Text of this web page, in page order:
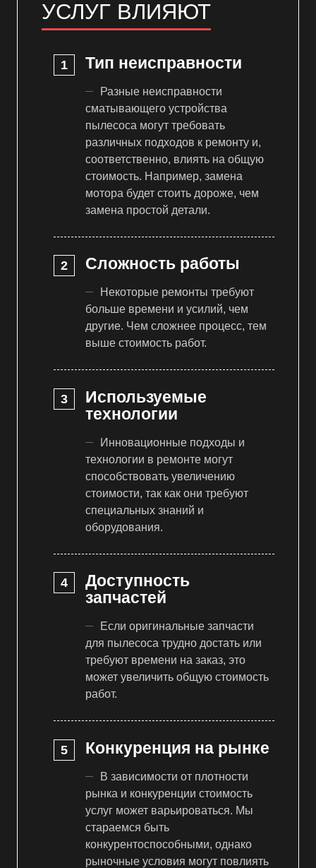
УСЛУГ ВЛИЯЮТ
Тип неисправности
Разные неисправности
сматывающего устройства
пылесоса могут требовать
различных подходов к ремонту и,
соответственно, влиять на общую
стоимость. Например, замена
мотора будет стоить дороже, чем
замена простой детали.
Сложность работы
Некоторые ремонты требуют
больше времени и усилий, чем
другие. Чем сложнее процесс, тем
выше стоимость работ.
Используемые
технологии
Инновационные подходы и
технологии в ремонте могут
способствовать увеличению
стоимости, так как они требуют
специальных знаний и
оборудования.
Доступность
запчастей
Если оригинальные запчасти
для пылесоса трудно достать или
требуют времени на заказ, это
может увеличить общую стоимость
работ.
Конкуренция на рынке
В зависимости от плотности
рынка и конкуренции стоимость
услуг может варьироваться. Мы
стараемся быть
конкурентоспособными, однако
рыночные условия могут повлиять